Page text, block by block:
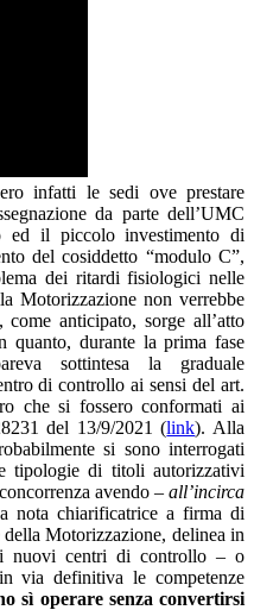
infatti le sedi ove prestare
da parte dell’UMC
ed il piccolo investimento di
del cosiddetto “modulo C”,
dei ritardi fisiologici nelle
Motorizzazione non verrebbe
anticipato, sorge all’atto
durante la prima fase
sottintesa la graduale
di controllo ai sensi del art.
che si fossero conformati ai
del 13/9/2021 (link). Alla
si sono interrogati
tipologie di titoli autorizzativi
avendo – all’incirca
nota chiarificatrice a firma di
Motorizzazione, delinea in
nuovi centri di controllo – o
via definitiva le competenze
sì operare senza convertirsi